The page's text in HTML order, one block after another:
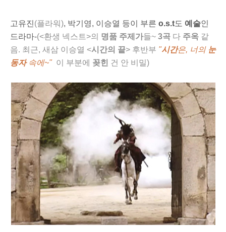
고유진 (플라워), 박기영, 이승열 등이 부른 o.s.t도 예술인
드라마-(<환생 넥스트>의 명품 주제가들~ 3곡 다 주옥 같
음. 최근, 새삼 이승열 <시간의 끝> 후반부 "시간은, 너의 눈
동자 속에~" 이 부분에 꽂힌 건 안 비밀)